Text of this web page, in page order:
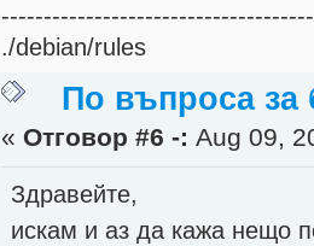
./debian/rules
По въпроса за
« Отговор #6 -: Aug 09,
Здравейте,
искам и аз да кажа нещо